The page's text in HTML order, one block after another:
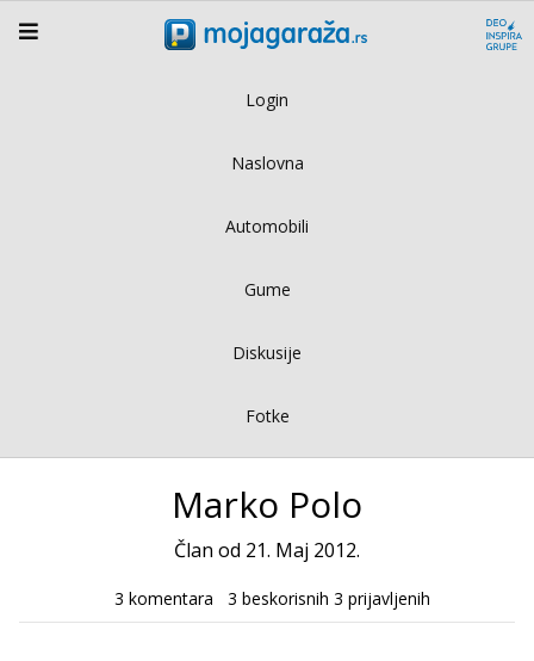
Login
Naslovna
Automobili
Gume
Diskusije
Fotke
Marko Polo
Član od 21. Maj 2012.
3 komentara 3 beskorisnih 3 prijavljenih